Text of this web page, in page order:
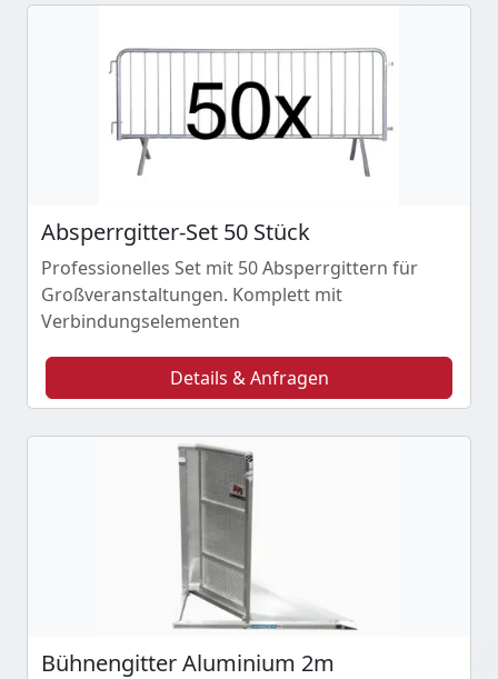
Absperrgitter-Set 50 Stück
Professionelles Set mit 50 Absperrgittern für
Großveranstaltungen. Komplett mit
Verbindungselementen
Details & Anfragen
Bühnengitter Aluminium 2m